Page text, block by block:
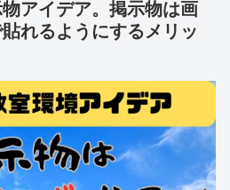
アイデア。掲示物は画
れるようにするメリッ